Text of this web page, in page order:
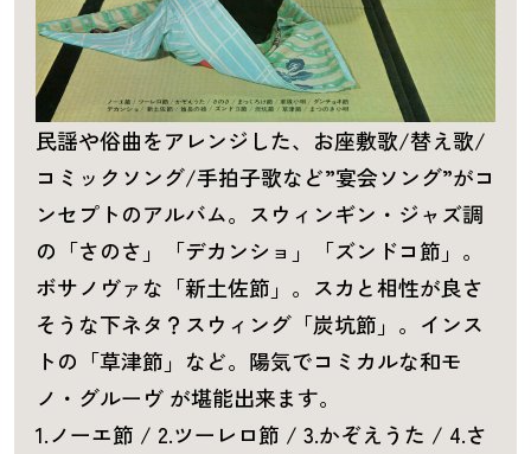
民謡や俗曲をアレンジした、お座敷歌/替え歌/
コミックソング/手拍子歌など”宴会ソング”がコ
ンセプトのアルバム。スウィンギン・ジャズ調
の「さのさ」「デカンショ」「ズンドコ節」。
ボサノヴァな「新土佐節」。スカと相性が良さ
そうな下ネタ？スウィング「炭坑節」。インス
トの「草津節」など。陽気でコミカルな和モ
ノ・グルーヴ が堪能出来ます。
1.ノーエ節 / 2.ツーレロ節 / 3.かぞえうた / 4.さ